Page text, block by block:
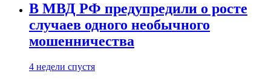
В МВД РФ предупредили о росте
случаев одного необычного
мошенничества
4 недели спустя